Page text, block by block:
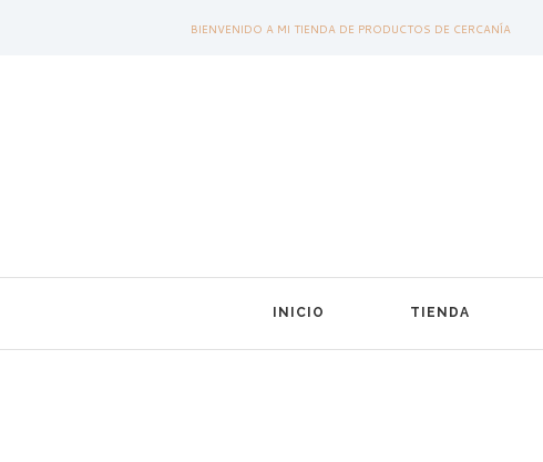
BIENVENIDO A MI TIENDA DE PRODUCTOS DE CERCANÍA
INICIO TIENDA